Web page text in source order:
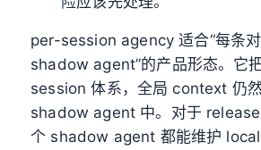
per-session agency 适合“每条
shadow agent”的产品形态。它
session 体系，全局 context 仍
shadow agent 中。对于
个 shadow agent 都能维护